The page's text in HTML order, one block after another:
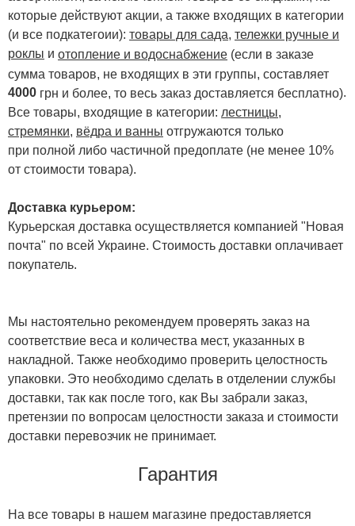
которые действуют акции, а также входящих в категории
(и все подкатегоии): товары для сада, тележки ручные и
роклы и отопление и водоснабжение (если в заказе
сумма товаров, не входящих в эти группы, составляет
4000 грн и более, то весь заказ доставляется бесплатно).
Все товары, входящие в категории: лестницы,
стремянки, вёдра и ванны отгружаются только
при полной либо частичной предоплате (не менее 10%
от стоимости товара).
Доставка курьером:
Курьерская доставка осуществляется компанией "Новая
почта" по всей Украине. Стоимость доставки оплачивает
покупатель.
Мы настоятельно рекомендуем проверять заказ на
соответствие веса и количества мест, указанных в
накладной. Также необходимо проверить целостность
упаковки. Это необходимо сделать в отделении службы
доставки, так как после того, как Вы забрали заказ,
претензии по вопросам целостности заказа и стоимости
доставки перевозчик не принимает.
Гарантия
На все товары в нашем магазине предоставляется